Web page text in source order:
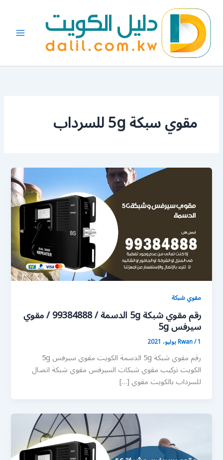
المحتوى
مقوي سبكة 5g للسرداب
مقوي شبكة
رقم مقوي شبكة 5g الدسمة / 99384888 / مقوي
سيرفس 5g
Rwan/1 يوليو، 2021
رقم مقوي شبكة 5g الدسمة الكويت مقوي سيرفس 5g
الكويت تركيب مقوي شبكات السيرفس مقوي شبكة اتصال
للسرداب بالكويت مقوي […]